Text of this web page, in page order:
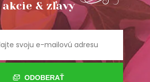
akcie & zľavy
ODOBERAŤ